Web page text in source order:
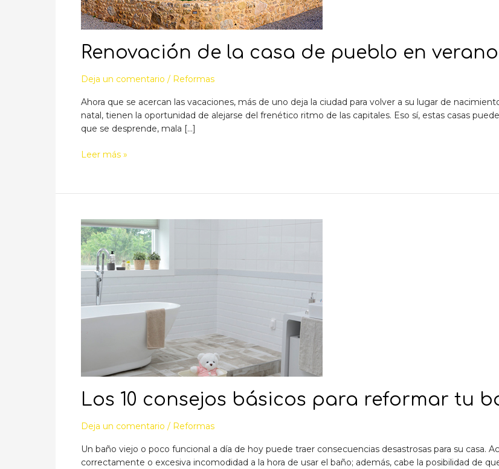
Renovación de la casa de pueblo en verano
Deja un comentario / Reformas
Ahora que se acercan las vacaciones, más de uno deja la ciudad para volver a su lugar de
natal, tienen la oportunidad de alejarse del frenético ritmo de las capitales. Eso sí, estas casas
que se desprende, mala […]
Renovación
casa
pueblo
en
verano
Leer más »
Los 10 consejos básicos para reformar tu
Deja un comentario / Reformas
Un baño viejo o poco funcional a día de hoy puede traer consecuencias desastrosas para su casa.
correctamente o excesiva incomodidad a la hora de usar el baño; además, cabe la posibilidad de